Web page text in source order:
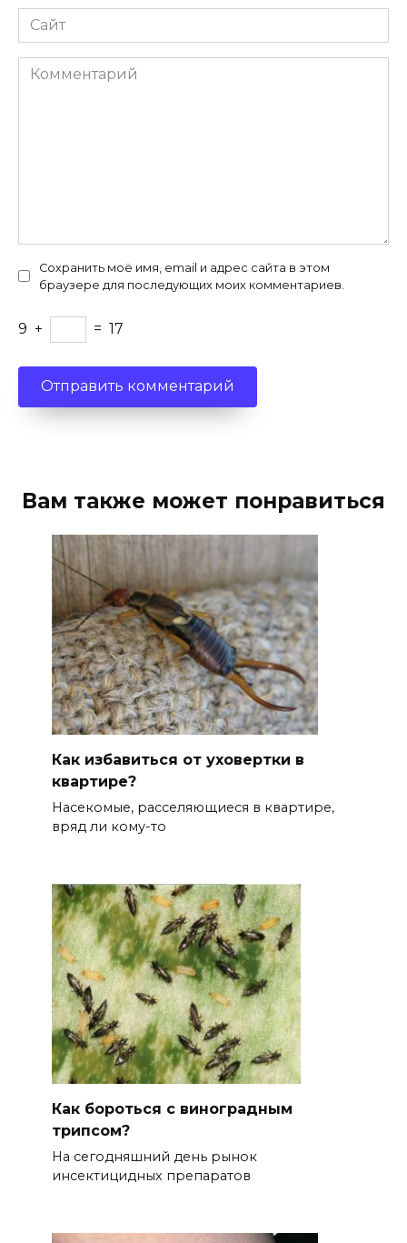
Сайт
Комментарий
Сохранить моё имя, email и адрес сайта в этом
браузере для последующих моих комментариев.
9 + = 17
Вам также может понравиться
Как избавиться от уховертки в
квартире?
Насекомые, расселяющиеся в квартире,
вряд ли кому-то
Как бороться с виноградным
трипсом?
На сегодняшний день рынок
инсектицидных препаратов